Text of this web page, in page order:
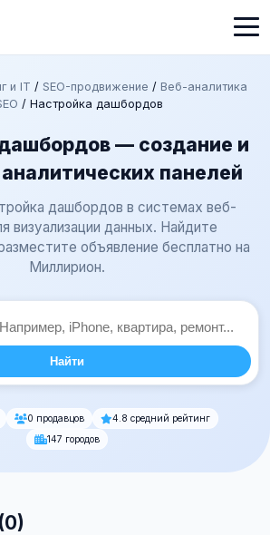
и IT / SEO-продвижение / Веб-аналитика
/ Настройка дашбордов
— создание и
панелей
дашбордов в системах веб-
визуализации данных. Найдите
объявление бесплатно на
Миллирион.
Найти
0 продавцов
4.8 средний рейтинг
147 городов